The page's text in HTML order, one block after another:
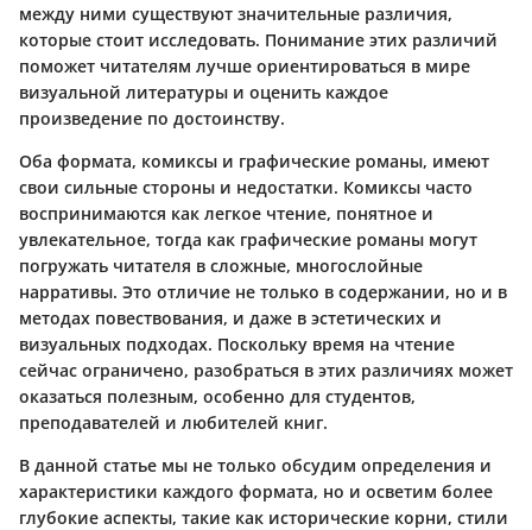
между ними существуют значительные различия,
которые стоит исследовать. Понимание этих различий
поможет читателям лучше ориентироваться в мире
визуальной литературы и оценить каждое
произведение по достоинству.
Оба формата, комиксы и графические романы, имеют
свои сильные стороны и недостатки. Комиксы часто
воспринимаются как легкое чтение, понятное и
увлекательное, тогда как графические романы могут
погружать читателя в сложные, многослойные
нарративы. Это отличие не только в содержании, но и в
методах повествования, и даже в эстетических и
визуальных подходах. Поскольку время на чтение
сейчас ограничено, разобраться в этих различиях может
оказаться полезным, особенно для студентов,
преподавателей и любителей книг.
В данной статье мы не только обсудим определения и
характеристики каждого формата, но и осветим более
глубокие аспекты, такие как исторические корни, стили